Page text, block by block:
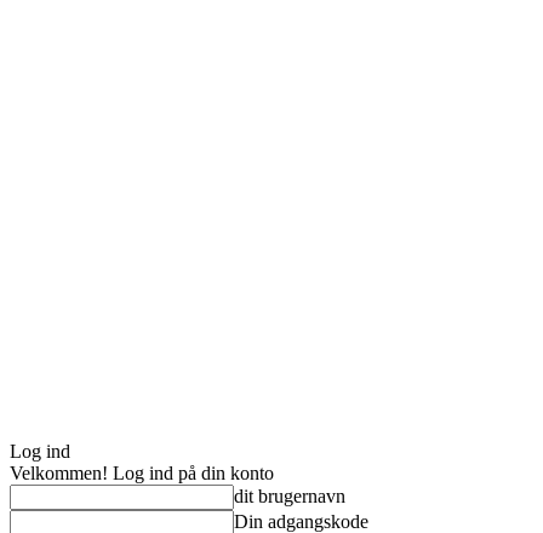
Log ind
Velkommen! Log ind på din konto
dit brugernavn
Din adgangskode